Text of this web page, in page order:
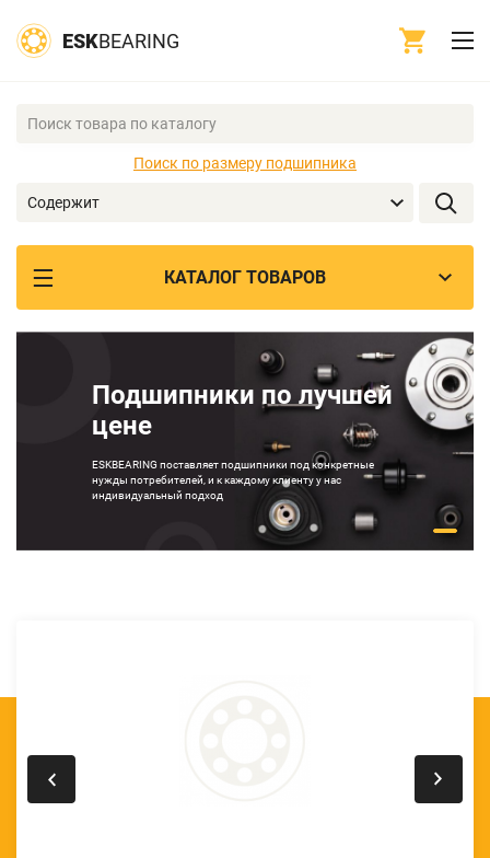
ESKBEARING
Поиск по размеру подшипника
Содержит
КАТАЛОГ ТОВАРОВ
Подшипники по лучшей
цене
ESKBEARING поставляет подшипники под конкретные
нужды потребителей, и к каждому клиенту у нас
индивидуальный подход